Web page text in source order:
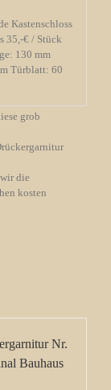
Kastenschloss
35,-€ / Stück
130 mm
Türblatt: 60
grob
die
kosten
Nr.
Bauhaus